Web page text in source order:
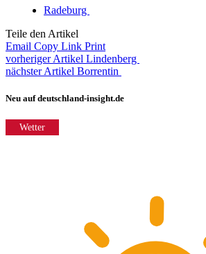
Radeburg
Teile den Artikel
Email Copy Link Print
vorheriger Artikel Lindenberg
nächster Artikel Borrentin
Neu auf deutschland-insight.de
Wetter